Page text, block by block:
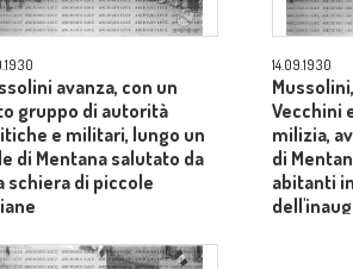
avanza, con un
gruppo di autorità
e militari, lungo un
di Mentana salutato da
schiera di piccole
14.09.1930
Vecchini
milizia,
di
abitanti